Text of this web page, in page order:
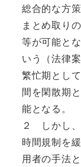
総合的な方
まとめ取り
等が可能と
いう（法律
繁忙期とし
間を閑散期
能となる。
２ しかし
時間規制を
用者の手法